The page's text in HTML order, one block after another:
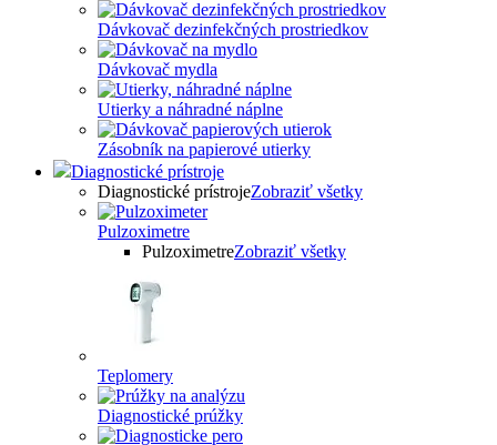
Dávkovač dezinfekčných prostriedkov
Dávkovač mydla
Utierky a náhradné náplne
Zásobník na papierové utierky
Diagnostické prístroje
Diagnostické prístrojeZobraziť všetky
Pulzoximetre
PulzoximetreZobraziť všetky
Teplomery
Diagnostické prúžky